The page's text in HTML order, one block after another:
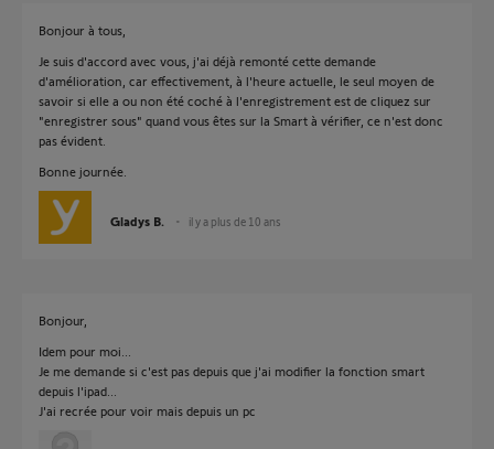
Bonjour à tous,
Je suis d'accord avec vous, j'ai déjà remonté cette demande
d'amélioration, car effectivement, à l'heure actuelle, le seul moyen de
savoir si elle a ou non été coché à l'enregistrement est de cliquez sur
"enregistrer sous" quand vous êtes sur la Smart à vérifier, ce n'est donc
pas évident.
Bonne journée.
Gladys B. il y a plus de 10 ans
Bonjour,
Idem pour moi...
Je me demande si c'est pas depuis que j'ai modifier la fonction smart
depuis l'ipad...
J'ai recrée pour voir mais depuis un pc